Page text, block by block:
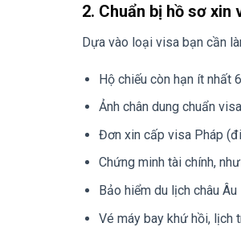
2. Chuẩn bị hồ sơ xin
Dựa vào loại visa bạn cần
Hộ chiếu còn hạn ít nhất
Ảnh chân dung chuẩn
Đơn xin cấp visa Pháp
Chứng minh tài chính,
Bảo hiểm du lịch châu Âu
Vé máy bay khứ hồi, lịch